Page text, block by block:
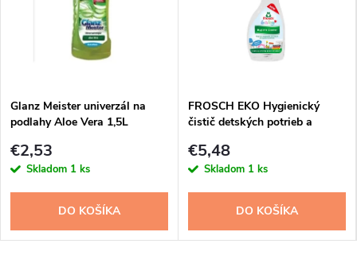
Glanz Meister univerzál na
podlahy Aloe Vera 1,5L
€2,53
Skladom 1 ks
DO KOŠÍKA
FROSCH EKO Hygienický
čistič detských potrieb a
€5,48
Skladom 1 ks
DO KOŠÍKA